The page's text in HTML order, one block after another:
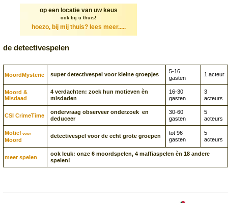
op een locatie van uw keus
ook bij u thuis!
hoezo, bij mij thuis? lees meer.....
de detectivespelen
Moord­Mysterie super detectivespel voor kleine groepjes
5-16
gasten
1 acteur
Moord &
Misdaad
4 verdachten: zoek hun motieven èn
misdaden
16-30
gasten
3
acteurs
CSI CrimeTime
ondervraag observeer onderzoek en
deduceer
30-60
gasten
5
acteurs
Motief voor
Moord
detectivespel voor de echt grote groepen
tot 96
gasten
5
acteurs
meer spelen
ook leuk: onze 6 moordspelen, 4 maffiaspelen èn 18 andere
spelen!